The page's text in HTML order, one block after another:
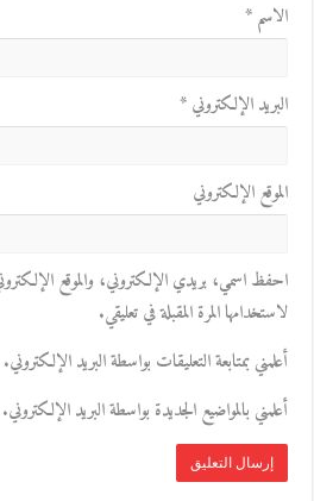
الاسم*
البريد الإلكتروني*
الموقع الإلكتروني
احفظ اسمي، بريدي الإلكتروني، والموقع
لاستخدامها المرة المقبلة في تعليقي.
أعلمني بمتابعة التعليقات بواسطة البريد الإلكتروني.
أعلمني بالمواضيع الجديدة بواسطة البريد الإلكتروني.